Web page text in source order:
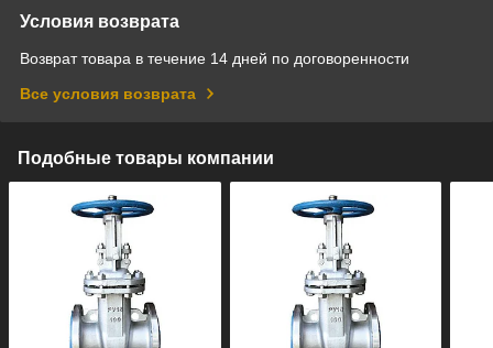
Условия возврата
Возврат товара в течение 14 дней по договоренности
Все условия возврата
Подобные товары компании